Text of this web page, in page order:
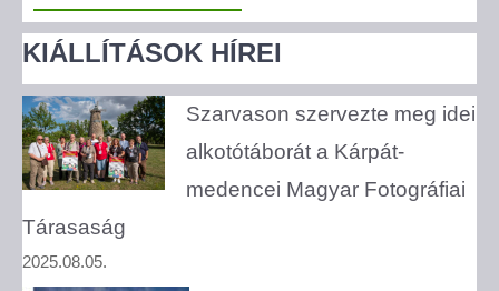
KIÁLLÍTÁSOK HÍREI
Szarvason szervezte meg idei
alkotótáborát a Kárpát-
medencei Magyar Fotográfiai
Tárasaság
2025.08.05.